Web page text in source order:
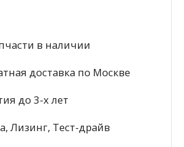
в наличии
доставка по Москве
до 3-х лет
Лизинг, Тест-драйв